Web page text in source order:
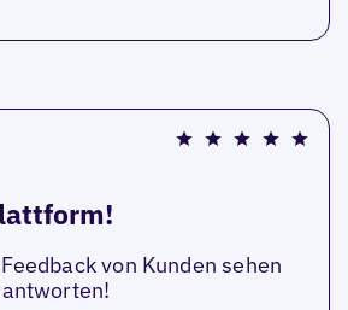
von Kunden sehen